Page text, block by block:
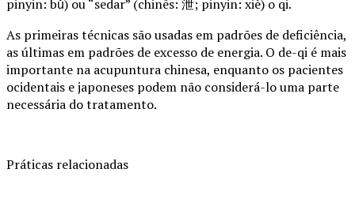
pinyin: bǔ) ou “sedar” (chinês: 泄; pinyin: xiè) o qi.
As primeiras técnicas são usadas em padrões de deficiência,
as últimas em padrões de excesso de energia. O de-qi é mais
importante na acupuntura chinesa, enquanto os pacientes
ocidentais e japoneses podem não considerá-lo uma parte
necessária do tratamento.
Práticas relacionadas